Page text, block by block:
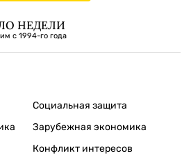
НЕДЕЛИ
с 1994-го года
Социальная защита
Зарубежная экономика
Конфликт интересов